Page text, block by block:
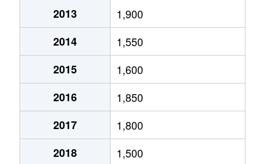
2013
1,900
2014
1,550
2015
1,600
2016
1,850
2017
1,800
2018
1,500